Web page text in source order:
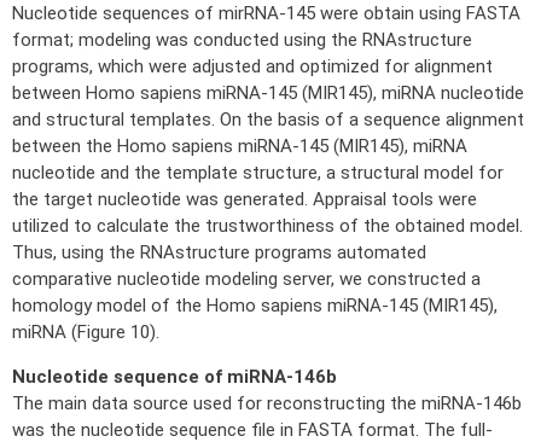
Nucleotide sequences of mirRNA-145 were obtain using FASTA
format; modeling was conducted using the RNAstructure
programs, which were adjusted and optimized for alignment
between Homo sapiens miRNA-145 (MIR145), miRNA nucleotide
and structural templates. On the basis of a sequence alignment
between the Homo sapiens miRNA-145 (MIR145), miRNA
nucleotide and the template structure, a structural model for
the target nucleotide was generated. Appraisal tools were
utilized to calculate the trustworthiness of the obtained model.
Thus, using the RNAstructure programs automated
comparative nucleotide modeling server, we constructed a
homology model of the Homo sapiens miRNA-145 (MIR145),
miRNA (Figure 10).
Nucleotide sequence of miRNA-146b
The main data source used for reconstructing the miRNA-146b
was the nucleotide sequence file in FASTA format. The full-